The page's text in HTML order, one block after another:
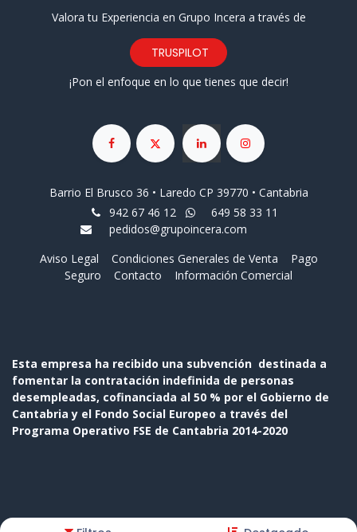
Valora tu Experiencia en Grupo Incera a través de
TRUSPILOT
¡Pon el enfoque en lo que tienes que decir!
Barrio El Brusco 36 • Laredo CP 39770 • Cantabria
942 67 46 12
649 58 33 11
pedidos@grupoincera.com
Aviso Legal
Condiciones Generales de Venta
Pago
Seguro
Contacto Información Comercial
Esta empresa ha recibido una subvención destinada a
fomentar la contratación indefinida de personas
desempleadas, cofinanciada al 50 % por el Gobierno de
Cantabria y el Fondo Social Europeo a través del
Programa Operativo FSE de Cantabria 2014-2020